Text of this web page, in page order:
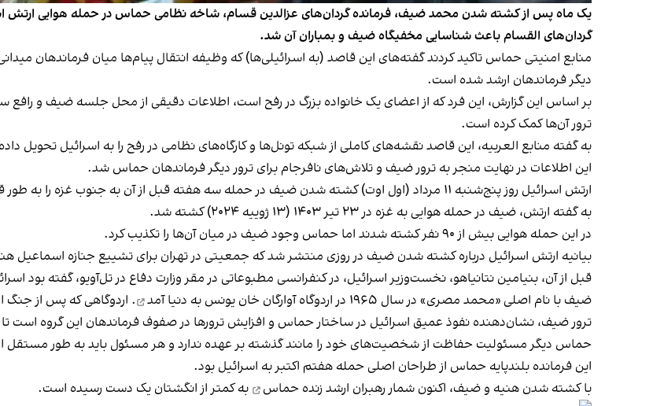
یک ماه پس از کشته شدن محمد ضیف، فرمانده گردان‌های عزالدین قسام، شاخه نظامی حماس در حمله هوایی ارتش
گردان‌های القسام باعث شناسایی مخفیگاه ضیف و بمباران آن شد.
منابع امنیتی حماس تاکید کردند گفته‌های این قاصد (به اسرائیلی‌ها) که وظیفه انتقال پیام‌ها میان فرماندهان
دیگر فرماندهان ارشد شده است.
بر اساس این گزارش، این فرد که از اعضای یک خانواده بزرگ در رفح است، اطلاعات دقیقی از محل جلسه ضیف و رافع
ترور آن‌ها کمک کرده است.
به گفته منابع العربیه، این قاصد نقشه‌های کاملی از شبکه تونل‌ها و کارگاه‌های نظامی در رفح را به اسرائیل تحویل
این اطلاعات در نهایت منجر به ترور ضیف و تلاش‌های نافرجام برای ترور دیگر فرماندهان حماس شد.
ارتش اسرائیل روز پنج‌شنبه ۱۱ مرداد (اول اوت) کشته‌ شدن ضیف در حمله سه هفته قبل از آن به جنوب غزه را
به طور
به گفته ارتش، ضیف در حمله هوایی به غزه در ۲۳ تیر ۱۴۰۳ (۱۳ ژوییه ۲۰۲۴) کشته شد.
در این حمله هوایی بیش از ۹۰ نفر کشته شدند اما حماس وجود ضیف در میان آن‌ها را تکذیب کرد.
بیانیه ارتش اسرائیل درباره کشته شدن ضیف در روزی منتشر شد که جمعیتی در تهران برای تشییع جنازه اسماعیل
قبل از آن، بنیامین نتانیاهو، نخست‌وزیر اسرائیل، در کنفرانسی مطبوعاتی در مقر وزارت دفاع در تل‌آویو، گفته بود
ضیف با نام اصلی «محمد مصری» در سال ۱۹۶۵
در اردوگاه آوارگان خان یونس به دنیا آمد
. اردوگاهی که پس از جنگ اعراب و
ترور ضیف، نشان‌دهنده نفوذ عمیق اسرائیل در ساختار حماس و افزایش ترورها در صفوف فرماندهان این گروه است
حماس دیگر مسئولیت حفاظت از شخصیت‌های خود را مانند گذشته بر عهده ندارد و هر مسئول باید به طور مستقل
این فرمانده بلندپایه حماس از طراحان اصلی حمله هفتم اکتبر به اسرائیل بود.
با کشته شدن هنیه و ضیف، اکنون شماررهبران ارشد زنده حماس به کمتر از انگشتان یک دست رسیده است.